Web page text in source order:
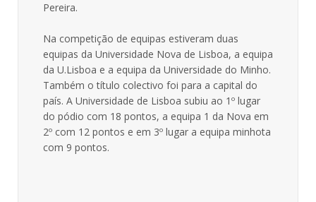
Pereira.
Na competição de equipas estiveram duas
equipas da Universidade Nova de Lisboa, a equipa
da U.Lisboa e a equipa da Universidade do Minho.
Também o título colectivo foi para a capital do
país. A Universidade de Lisboa subiu ao 1º lugar
do pódio com 18 pontos, a equipa 1 da Nova em
2º com 12 pontos e em 3º lugar a equipa minhota
com 9 pontos.